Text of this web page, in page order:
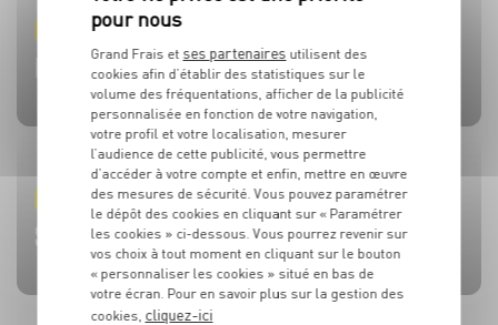
TOMATES
BRUSCHETTA FRAISES TOMATES MOZZA
ACTUALITE
L’HUILE QUI FAIT TOUTE LA DIFFÉRENCE !
BEAUFORT AOP
SALADE MOZZARELLA, PÊCHE ET AVOCAT
CÔTE DE BŒUF
CÔTE DE BOEUF AU ROQUEFORT
MOULES DE BOUCHOT AOP DE LA BAIE DU MONT-SAINT-
BROCHETTES DE SARDINES ET SAUCE À LA MENTHE
Grand Frais et ses partenaires utilisent des
cookies afin d’établir des statistiques sur le
volume des fréquentations, afficher de la publicité
personnalisée en fonction de votre navigation,
votre profil et votre localisation, mesurer
l’audience de cette publicité, vous permettre
d’accéder à votre compte et enfin, mettre en œuvre
des mesures de sécurité. Vous pouvez paramétrer
le dépôt des cookies en cliquant sur « Paramétrer
les cookies » ci-dessous. Vous pourrez revenir sur
vos choix à tout moment en cliquant sur le bouton
« personnaliser les cookies » situé en bas de
votre écran. Pour en savoir plus sur la gestion des
cookies, cliquez-ici